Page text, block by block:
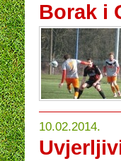
Borak i
10.02.2014.